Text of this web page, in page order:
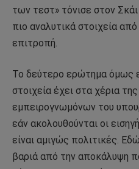
των τεστ» τόνισε στον Σκάι
πιο αναλυτικά στοιχεία
επιτροπή.
Το δεύτερο ερώτημα όμως
στοιχεία έχει στα χέρια
εμπειρογνωμόνων του
εάν ακολουθούνται οι
είναι αμιγώς πολιτικές.
βαριά από την αποκάλυψη